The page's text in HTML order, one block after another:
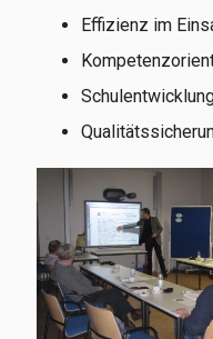
Effizienz im